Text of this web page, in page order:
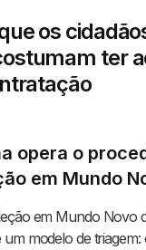
os
ter
opera o
em Mundo
em Mundo Novo
um modelo de triagem: